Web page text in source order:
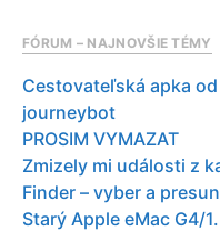
FÓRUM – NAJNOVŠIE TÉMY
Cestovateľská apka
journeybot
PROSIM VYMAZAT
Zmizely mi události z
Finder – vyber a
Starý Apple eMac G4/